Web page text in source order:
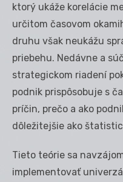
ktorý ukáže korelácie
určitom časovom
druhu však neukážu
priebehu. Nedávne a
strategickom riadení
podnik prispôsobuje s
príčin, prečo a ako
dôležitejšie ako
Tieto teórie sa
implementovať